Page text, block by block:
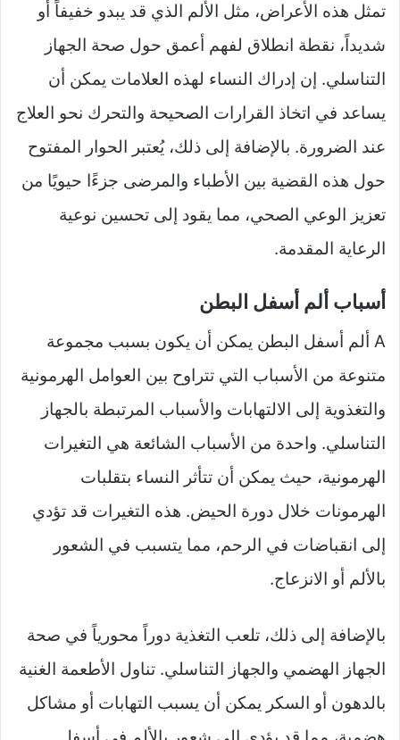
تمثل هذه الأعراض، مثل الألم الذي قد يبدو خفيفاً أو
شديداً، نقطة انطلاق لفهم أعمق حول صحة الجهاز
التناسلي. إن إدراك النساء لهذه العلامات يمكن أن
يساعد في اتخاذ القرارات الصحيحة والتحرك نحو العلاج
عند الضرورة. بالإضافة إلى ذلك، يُعتبر الحوار المفتوح
حول هذه القضية بين الأطباء والمرضى جزءًا حيويًا من
تعزيز الوعي الصحي، مما يقود إلى تحسين نوعية
الرعاية المقدمة.
أسباب ألم أسفل البطن
A ألم أسفل البطن يمكن أن يكون بسبب مجموعة
متنوعة من الأسباب التي تتراوح بين العوامل الهرمونية
والتغذوية إلى الالتهابات والأسباب المرتبطة بالجهاز
التناسلي. واحدة من الأسباب الشائعة هي التغيرات
الهرمونية، حيث يمكن أن تتأثر النساء بتقلبات
الهرمونات خلال دورة الحيض. هذه التغيرات قد تؤدي
إلى انقباضات في الرحم، مما يتسبب في الشعور
بالألم أو الانزعاج.
بالإضافة إلى ذلك، تلعب التغذية دوراً محورياً في صحة
الجهاز الهضمي والجهاز التناسلي. تناول الأطعمة الغنية
بالدهون أو السكر يمكن أن يسبب التهابات أو مشاكل